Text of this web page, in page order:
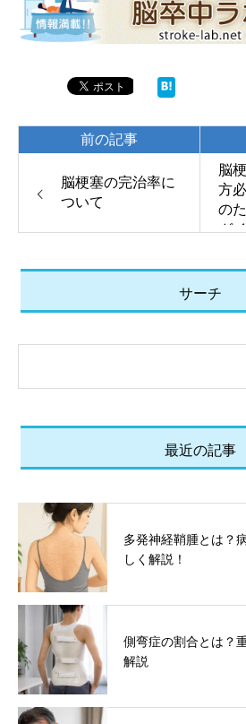
脳梗塞の完治率に
ついて
前の記事
脳
方
の
ガ
サーチ
最近の記事
多発神経鞘腫とは？
しく解説！
側弯症の割合とは？
解説